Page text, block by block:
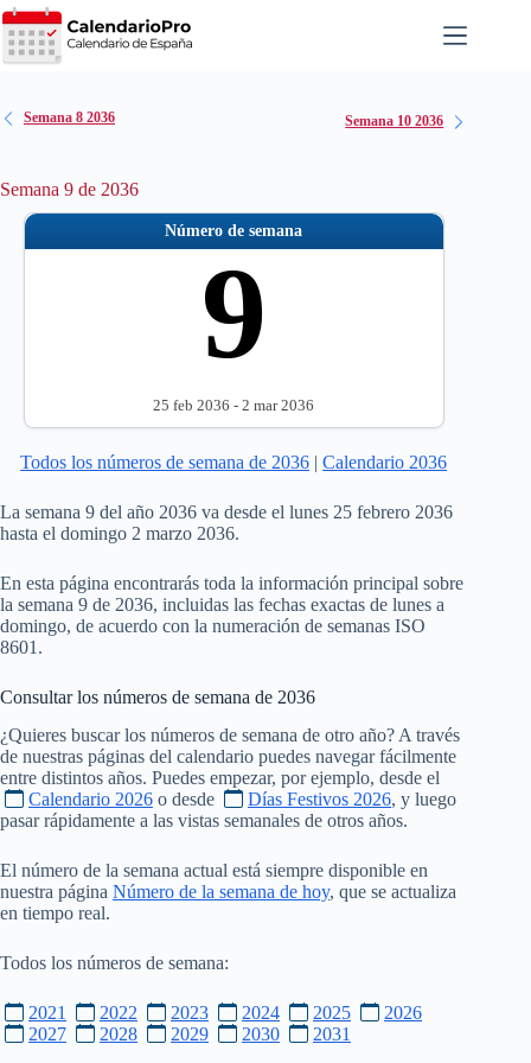
Saltar
al
contenido
Semana 8 2036 Semana 10 2036
Semana 9 de 2036
Número de semana
9
25 feb 2036 - 2 mar 2036
Todos los números de semana de 2036 |Calendario 2036
La semana 9 del año 2036 va desde el lunes 25 febrero 2036
hasta el domingo 2 marzo 2036.
En esta página encontrarás toda la información principal sobre
la semana 9 de 2036, incluidas las fechas exactas de lunes a
domingo, de acuerdo con la numeración de semanas ISO
8601.
Consultar los números de semana de 2036
¿Quieres buscar los números de semana de otro año? A través
de nuestras páginas del calendario puedes navegar fácilmente
entre distintos años. Puedes empezar, por ejemplo, desde el
Calendario 2026 o desde Días Festivos 2026, y luego
pasar rápidamente a las vistas semanales de otros años.
El número de la semana actual está siempre disponible en
nuestra página Número de la semana de hoy, que se actualiza
en tiempo real.
Todos los números de semana:
2021 2022 2023 2024 2025
2026
2027
2028 2029 2030 2031